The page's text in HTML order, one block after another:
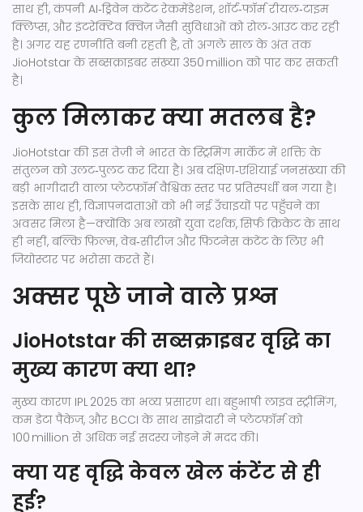
साथ ही, कंपनी AI‑ड्रिवेन कंटेंट रेकमेंडेशन, शॉर्ट‑फॉर्म रीयल‑टाइम
क्लिप्स, और इंटरेक्टिव क्विज़ जैसी सुविधाओं को रोल‑आउट कर रही
है। अगर यह रणनीति बनी रहती है, तो अगले साल के अंत तक
JioHotstar के सब्सक्राइबर संख्या 350 million को पार कर सकती
है।
कुल मिलाकर क्या मतलब है?
JioHotstar की इस तेज़ी ने भारत के स्ट्रिमिंग मार्केट में शक्ति के
संतुलन को उलट‑पुलट कर दिया है। अब दक्षिण‑एशियाई जनसंख्या की
बड़ी भागीदारी वाला प्लेटफ़ॉर्म वैश्विक स्तर पर प्रतिस्पर्धी बन गया है।
इसके साथ ही, विज्ञापनदाताओं को भी नई उँचाइयों पर पहुँचने का
अवसर मिला है—क्योंकि अब लाखों युवा दर्शक, सिर्फ क्रिकेट के साथ
ही नहीं, बल्कि फ़िल्म, वेब‑सीरीज़ और फ़िटनेस कंटेंट के लिए भी
जियोस्टार पर भरोसा करते हैं।
अक्सर पूछे जाने वाले प्रश्न
JioHotstar की सब्सक्राइबर वृद्धि का
मुख्य कारण क्या था?
मुख्य कारण IPL 2025 का भव्य प्रसारण था। बहुभाषी लाइव स्ट्रीमिंग,
कम डेटा पैकेज, और BCCI के साथ साझेदारी ने प्लेटफ़ॉर्म को
100 million से अधिक नई सदस्य जोड़ने में मदद की।
क्या यह वृद्धि केवल खेल कंटेंट से ही
हुई?